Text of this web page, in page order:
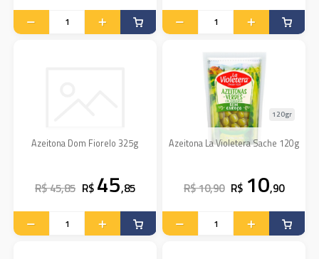
Azeitona Dom Fiorelo 325g
R$ 45,85 R$ 45,85
Azeitona La Violetera Sache 120g
120gr
R$ 10,90 R$ 10,90